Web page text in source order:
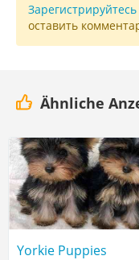
Зарегистрируйтесь
оставить
Ähnliche
Yorkie Puppies